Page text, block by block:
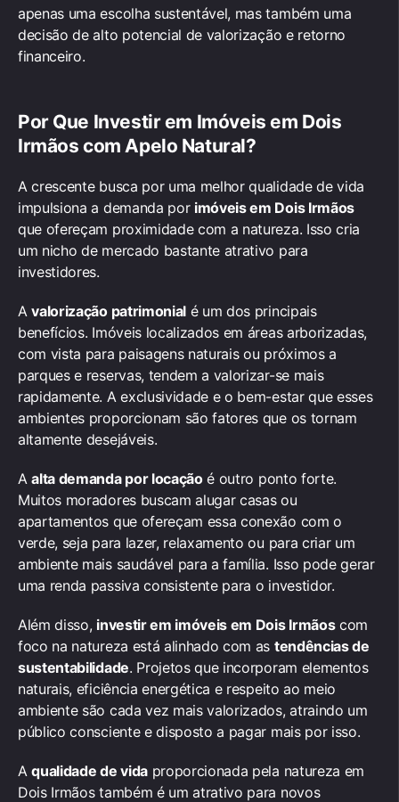
apenas uma escolha sustentável, mas também uma
decisão de alto potencial de valorização e retorno
financeiro.
Por Que Investir em Imóveis em Dois
Irmãos com Apelo Natural?
A crescente busca por uma melhor qualidade de vida
impulsiona a demanda por imóveis em Dois Irmãos
que ofereçam proximidade com a natureza. Isso cria
um nicho de mercado bastante atrativo para
investidores.
Avalorização patrimonial é um dos principais
benefícios. Imóveis localizados em áreas arborizadas,
com vista para paisagens naturais ou próximos a
parques e reservas, tendem a valorizar-se mais
rapidamente. A exclusividade e o bem-estar que esses
ambientes proporcionam são fatores que os tornam
altamente desejáveis.
Aalta demanda por locaçãoé outro ponto forte.
Muitos moradores buscam alugar casas ou
apartamentos que ofereçam essa conexão com o
verde, seja para lazer, relaxamento ou para criar um
ambiente mais saudável para a família. Isso pode gerar
uma renda passiva consistente para o investidor.
Além disso, investir em imóveis em Dois Irmãoscom
foco na natureza está alinhado com as tendências de
sustentabilidade. Projetos que incorporam elementos
naturais, eficiência energética e respeito ao meio
ambiente são cada vez mais valorizados, atraindo um
público consciente e disposto a pagar mais por isso.
Aqualidade de vidaproporcionada pela natureza em
Dois Irmãos também é um atrativo para novos